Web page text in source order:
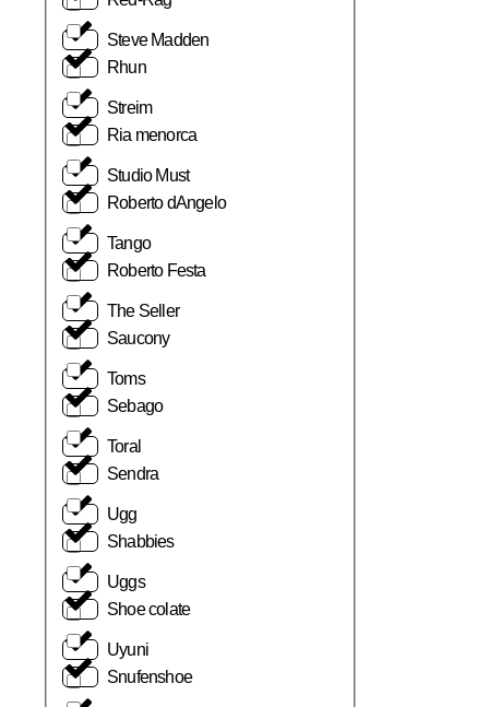
Steve Madden
Streim
Studio Must
Tango
The Seller
Toms
Toral
Ugg
Uggs
Uyuni
Rhun
Ria menorca
Roberto dAngelo
Roberto Festa
Saucony
Sebago
Sendra
Shabbies
Shoe colate
Snufenshoe